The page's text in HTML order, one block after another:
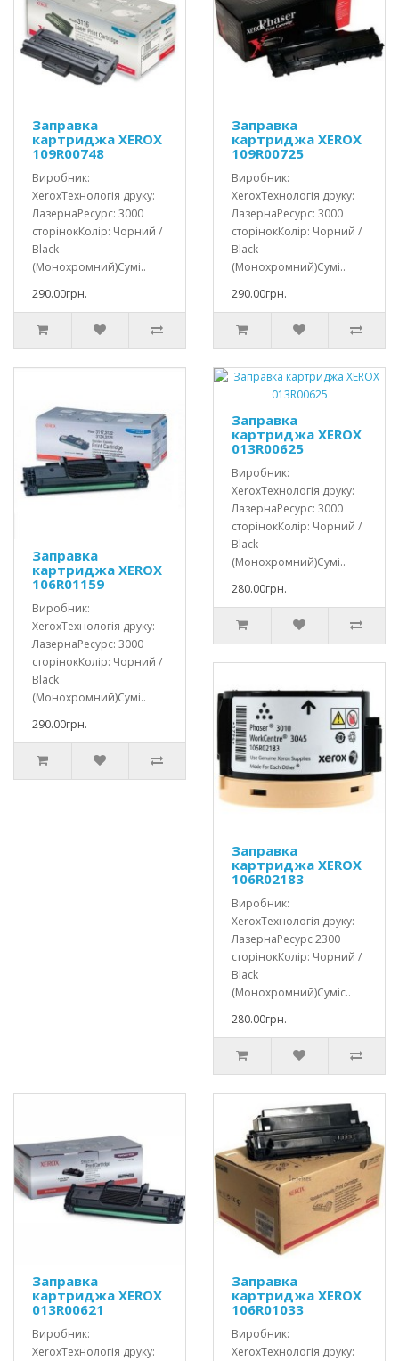
Заправка
картриджа XEROX
109R00748
Виробник:
XeroxТехнологія друку:
ЛазернаРесурс: 3000
сторінокКолір: Чорний /
Black
(Монохромний)Сумі..
290.00грн.
Заправка
картриджа XEROX
109R00725
Виробник:
XeroxТехнологія друку:
ЛазернаРесурс: 3000
сторінокКолір: Чорний /
Black
(Монохромний)Сумі..
290.00грн.
Заправка
картриджа XEROX
106R01159
Виробник:
XeroxТехнологія друку:
ЛазернаРесурс: 3000
сторінокКолір: Чорний /
Black
(Монохромний)Сумі..
290.00грн.
Заправка
картриджа XEROX
013R00625
Виробник:
XeroxТехнологія друку:
ЛазернаРесурс: 3000
сторінокКолір: Чорний /
Black
(Монохромний)Сумі..
280.00грн.
Заправка
картриджа XEROX
106R02183
Виробник:
XeroxТехнологія друку:
ЛазернаРесурс 2300
сторінокКолір: Чорний /
Black
(Монохромний)Суміс..
280.00грн.
Заправка
картриджа XEROX
013R00621
Виробник:
XeroxТехнологія друку:
Заправка
картриджа XEROX
106R01033
Виробник:
XeroxТехнологія друку: